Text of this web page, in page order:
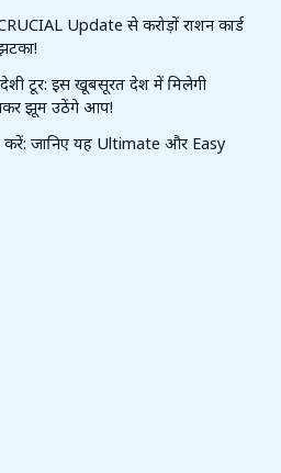
Update से करोड़ों राशन कार्ड
टूर: इस खूबसूरत देश में मिलेगी
झूम उठेंगे आप!
करें: जानिए यह Ultimate और Easy